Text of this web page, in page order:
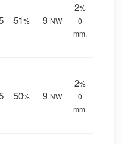
51% 9 NW
2%
0
mm.
50% 9 NW
2%
0
mm.